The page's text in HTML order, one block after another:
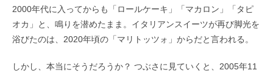
2000年代に入ってからも「ロールケーキ」「マカロン」「タピ
オカ」と、鳴りを潜めたまま。イタリアンスイーツが再び脚光を
浴びたのは、2020年頃の「マリトッツォ」からだと言われる。
しかし、本当にそうだろうか？ つぶさに見ていくと、2005年11